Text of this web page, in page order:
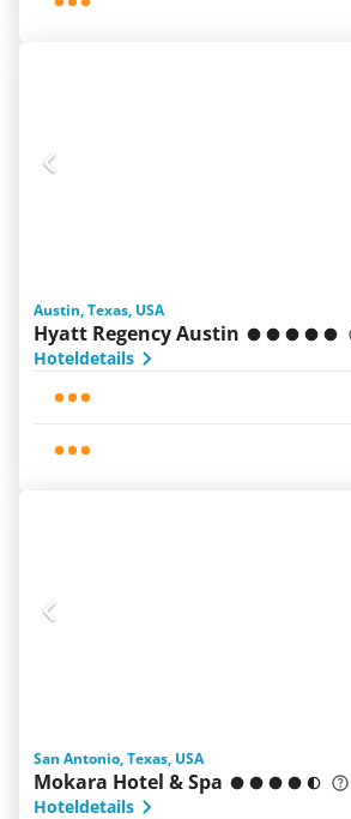
Austin, Texas, USA
Hyatt Regency Austin
Hoteldetails
San Antonio, Texas, USA
Mokara Hotel & Spa
Hoteldetails